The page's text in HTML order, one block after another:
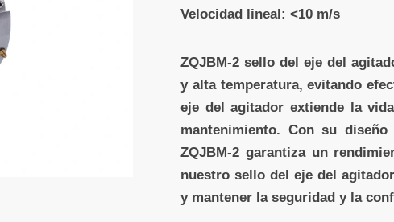
Velocidad lineal: <10 m/s
ZQJBM-2 sello del eje del
y alta temperatura, evitando
eje del agitador extiende la
mantenimiento. Con su
ZQJBM-2 garantiza un
nuestro sello del eje del
y mantener la seguridad y la